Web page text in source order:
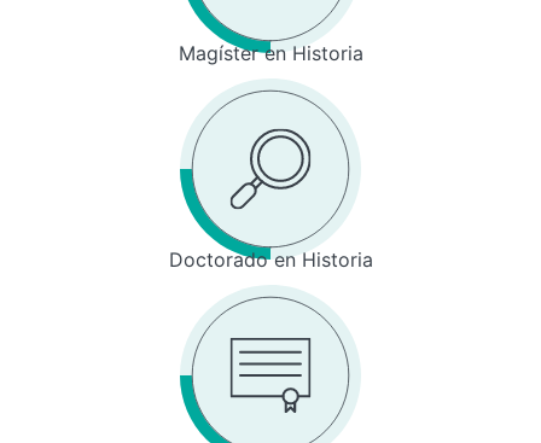
Magíster en Historia
Doctorado en Historia